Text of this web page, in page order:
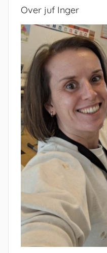
Over juf Inger